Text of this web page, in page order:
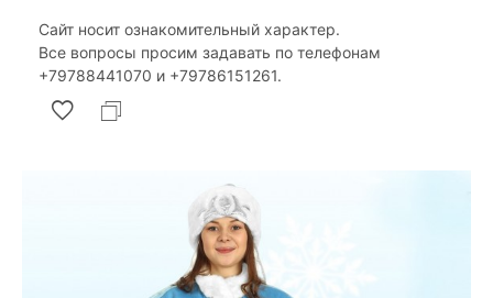
Сайт носит ознакомительный характер.
Все вопросы просим задавать по телефонам
‎+79788441070 и ‎+79786151261.